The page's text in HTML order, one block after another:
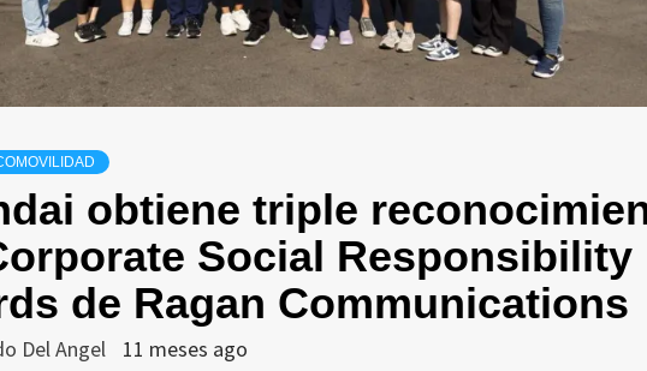
obtiene triple
Social Responsibility
de Ragan Communications
Del Angel 11 meses ago